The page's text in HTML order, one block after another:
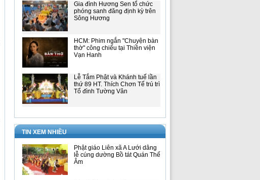
Gia đình Hương Sen tổ chức
phóng sanh đăng định kỳ trên
Sông Hương
HCM: Phim ngắn "Chuyện bàn
thờ" công chiếu tại Thiền viện
Vạn Hanh
Lễ Tắm Phật và Khánh tuế lần
thứ 89 HT. Thích Chơn Tế trú trì
Tổ đình Tường Vân
TIN XEM NHIỀU
Phật giáo Liên xã A Lưới dâng
lễ cúng dường Bồ tát Quán Thế
Âm